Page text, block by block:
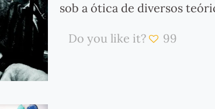
sob a ótica de diversos
Do you like it? 99